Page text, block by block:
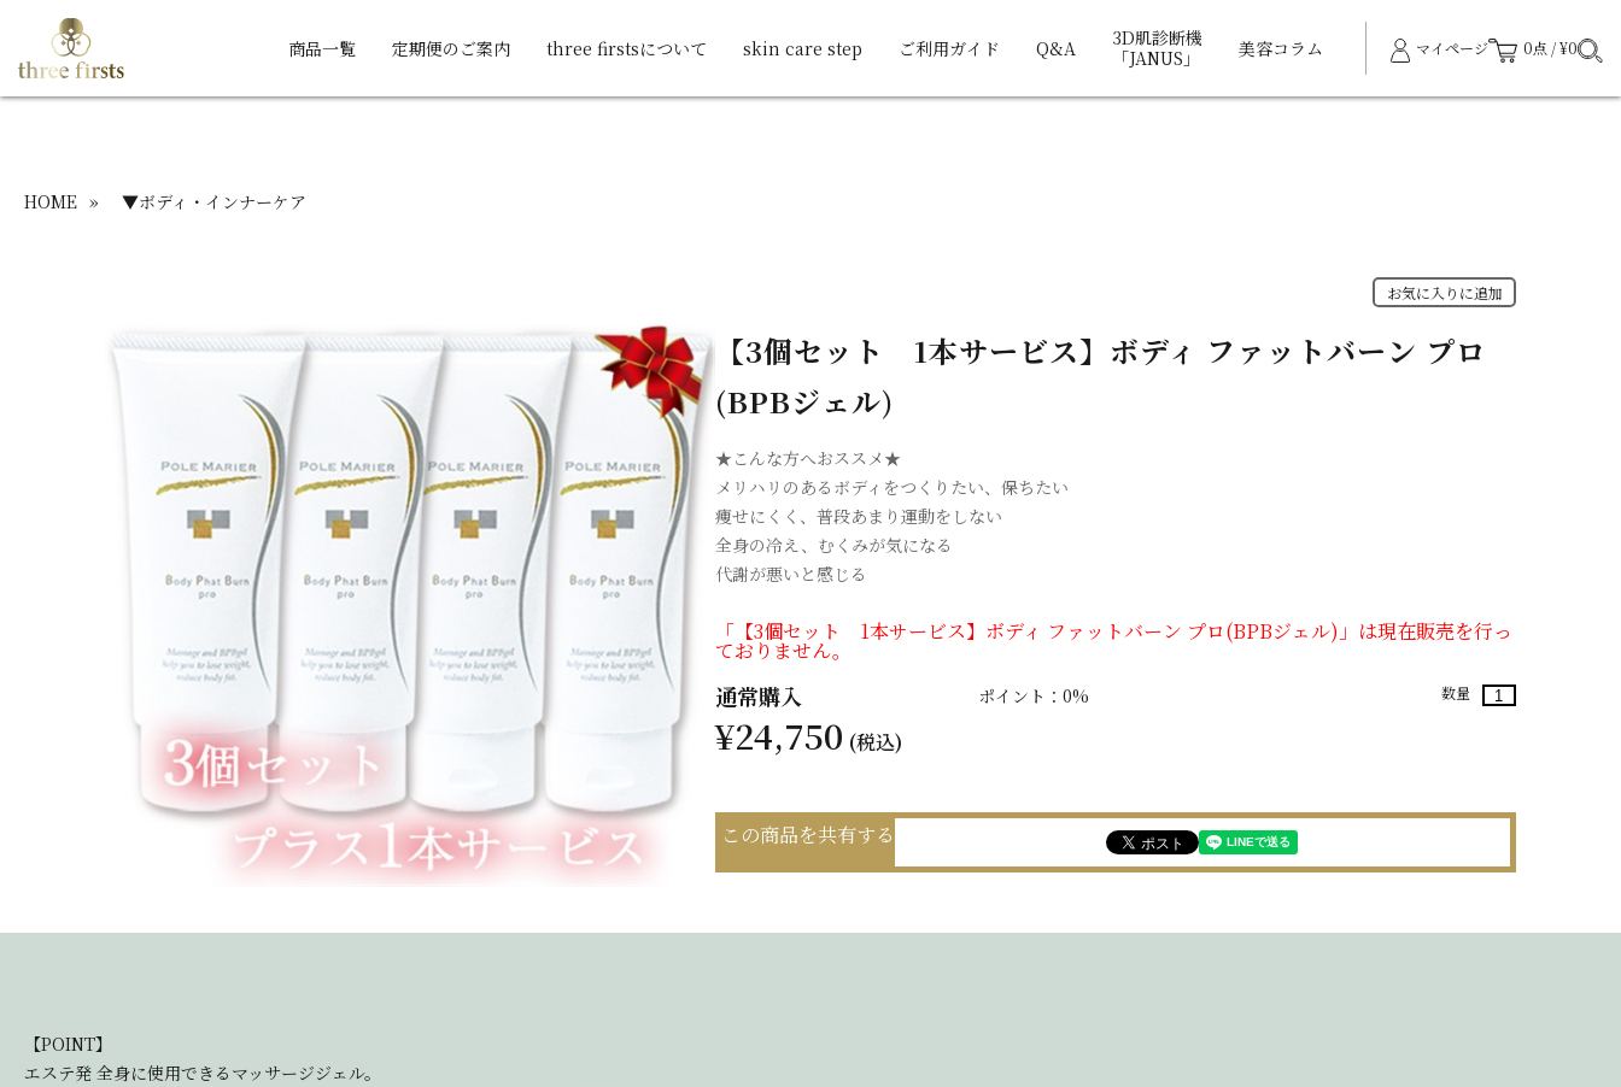
商品一覧 定期便のご案内 three firstsについて skin care step ご利用ガイド Q&A
3D肌診断機
「JANUS」
美容コラム マイページ 0点 / ¥0
HOME » ▼ボディ・インナーケア
お気に入りに追加
【3個セット 1本サービス】ボディ ファットバーン プロ
(BPBジェル)
★こんな方へおススメ★
メリハリのあるボディをつくりたい、保ちたい
痩せにくく、普段あまり運動をしない
全身の冷え、むくみが気になる
代謝が悪いと感じる
「【3個セット 1本サービス】ボディ ファットバーン プロ(BPBジェル)」は現在販売を行っ
ておりません。
通常購入 ポイント：0% 数量
¥24,750 (税込)
この商品を共有する
【POINT】
エステ発 全身に使用できるマッサージジェル。